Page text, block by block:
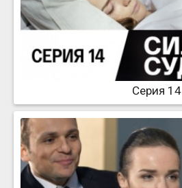
Серия 14